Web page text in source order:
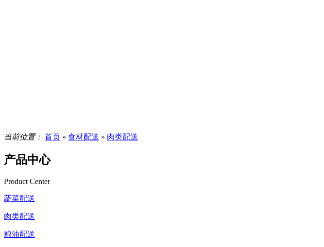
当前位置： 首页 » 食材配送 » 肉类配送
产品中心
Product Center
蔬菜配送
肉类配送
粮油配送